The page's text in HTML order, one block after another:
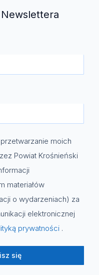
moich
Powiat Krośnieński
materiałów
o wydarzeniach) za
elektronicznej
prywatności .
się